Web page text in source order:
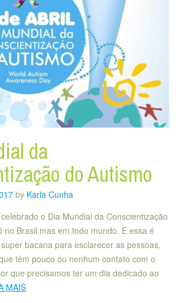
da
do Autismo
by Karla Cunha
o Dia Mundial da Conscientização
no Brasil mas em todo mundo. E essa é
bacana para esclarecer as pessoas,
têm pouco ou nenhum contato com o
que precisamos ter um dia dedicado ao
MAIS